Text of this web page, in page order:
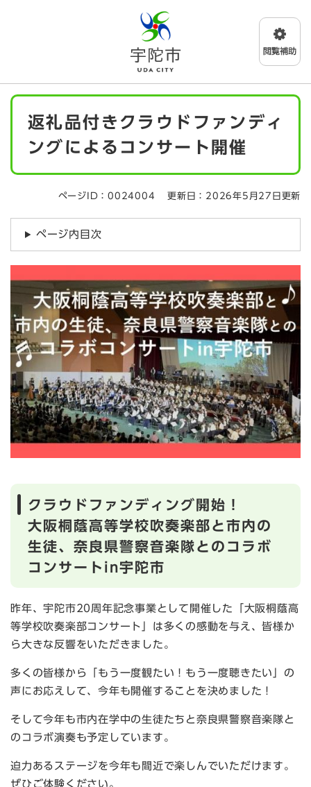
メニューを飛ばして本文へ
本
返礼品付きクラウドファンディ
ングによるコンサート開催
ページID：0024004 更新日：2026年5月27日更新
ページ内目次
クラウドファンディング開始！
大阪桐蔭高等学校吹奏楽部と市内の
生徒、奈良県警察音楽隊とのコラボ
コンサートin宇陀市
昨年、宇陀市20周年記念事業として開催した「大阪桐蔭高
等学校吹奏楽部コンサート」は多くの感動を与え、皆様か
ら大きな反響をいただきました。
多くの皆様から「もう一度観たい！もう一度聴きたい」の
声にお応えして、今年も開催することを決めました！
そして今年も市内在学中の生徒たちと奈良県警察音楽隊と
のコラボ演奏も予定しています。
迫力あるステージを今年も間近で楽しんでいただけます。
ぜひご体験ください。